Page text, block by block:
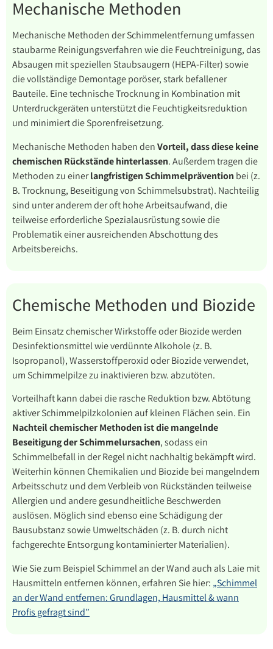
Mechanische Methoden
Mechanische Methoden der Schimmelentfernung umfassen
staubarme Reinigungsverfahren wie die Feuchtreinigung, das
Absaugen mit speziellen Staubsaugern (HEPA-Filter) sowie
die vollständige Demontage poröser, stark befallener
Bauteile. Eine technische Trocknung in Kombination mit
Unterdruckgeräten unterstützt die Feuchtigkeitsreduktion
und minimiert die Sporenfreisetzung.
Mechanische Methoden haben denVorteil, dass diese keine
chemischen Rückstände hinterlassen. Außerdem tragen die
Methoden zu einerlangfristigen Schimmelprävention bei (z.
B. Trocknung, Beseitigung von Schimmelsubstrat). Nachteilig
sind unter anderem der oft hohe Arbeitsaufwand, die
teilweise erforderliche Spezialausrüstung sowie die
Problematik einer ausreichenden Abschottung des
Arbeitsbereichs.
Chemische Methoden und Biozide
Beim Einsatz chemischer Wirkstoffe oder Biozide werden
Desinfektionsmittel wie verdünnte Alkohole (z. B.
Isopropanol), Wasserstoffperoxid oder Biozide verwendet,
um Schimmelpilze zu inaktivieren bzw. abzutöten.
Vorteilhaft kann dabei die rasche Reduktion bzw. Abtötung
aktiver Schimmelpilzkolonien auf kleinen Flächen sein. Ein
Nachteil chemischer Methoden ist die mangelnde
Beseitigung der Schimmelursachen, sodass ein
Schimmelbefall in der Regel nicht nachhaltig bekämpft wird.
Weiterhin können Chemikalien und Biozide bei mangelndem
Arbeitsschutz und dem Verbleib von Rückständen teilweise
Allergien und andere gesundheitliche Beschwerden
auslösen. Möglich sind ebenso eine Schädigung der
Bausubstanz sowie Umweltschäden (z. B. durch nicht
fachgerechte Entsorgung kontaminierter Materialien).
Wie Sie zum Beispiel Schimmel an der Wand auch als Laie mit
Hausmitteln entfernen können, erfahren Sie hier: „Schimmel
an der Wand entfernen: Grundlagen, Hausmittel & wann
Profis gefragt sind”